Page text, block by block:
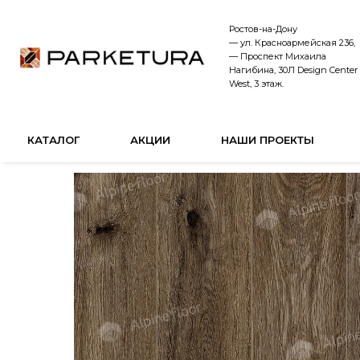
Ростов-на-Дону
— ул. Красноармейская 236,
— Проспект Михаила
Нагибина, 30Л Design Center
West, 3 этаж.
АКЦИИ НАШИ ПРОЕКТЫ
КАТАЛОГ